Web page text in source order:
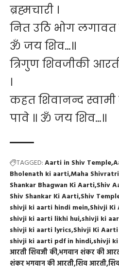
ब्रह्मचारी ।
नित उठि भोग लगावत
ॐ जय शिव…॥
त्रिगुण शिवजीकी
।
कहत शिवानन्द
पावे ॥ ॐ जय शिव…॥
TAGGED:Aarti in Shiv Temple
Bholenath ki aartiMaha
Shankar Bhagwan Ki Aarti Shiv
Shiv Shankar Ki Aarti Shiv
shivji ki aarti hindi mein Shivji
shivji ki aarti likhi hui shivji ki
shivji ki aarti lyrics Shivji Ki
shivji ki aarti pdf in hindi shivji
आरती शिवजी कीभगवान शंकर की
शंकर भगवान की आरतीशिव आरती